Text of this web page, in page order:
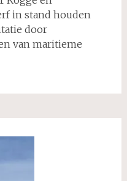
in stand houden
door
van maritieme